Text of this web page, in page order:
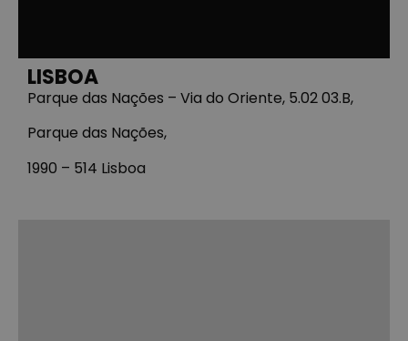
LISBOA
Parque das Nações – Via do Oriente, 5.02 03.B,
Parque das Nações,
1990 – 514 Lisboa